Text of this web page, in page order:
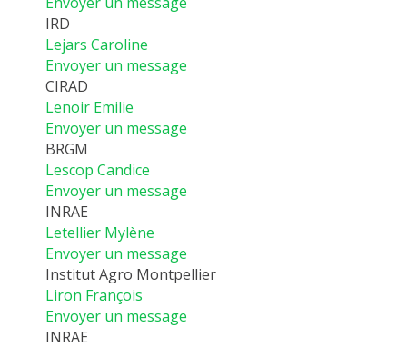
IRD
Lejars Caroline
Envoyer un message
CIRAD
Lenoir Emilie
Envoyer un message
BRGM
Lescop Candice
Envoyer un message
INRAE
Letellier Mylène
Envoyer un message
Institut Agro Montpellier
Liron François
Envoyer un message
INRAE